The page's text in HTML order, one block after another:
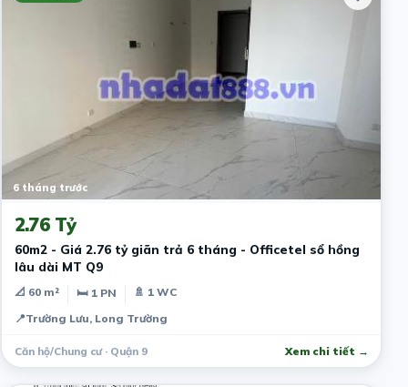
6 tháng trước
2.76 Tỷ
60m2 - Giá 2.76 tỷ giãn trả 6 tháng - Officetel sổ hồng
lâu dài MT Q9
📐 60 m² 🛏 1 PN
🚿 1 WC
📍Trường Lưu, Long Trường
Căn hộ/Chung cư · Quận 9 Xem chi tiết →